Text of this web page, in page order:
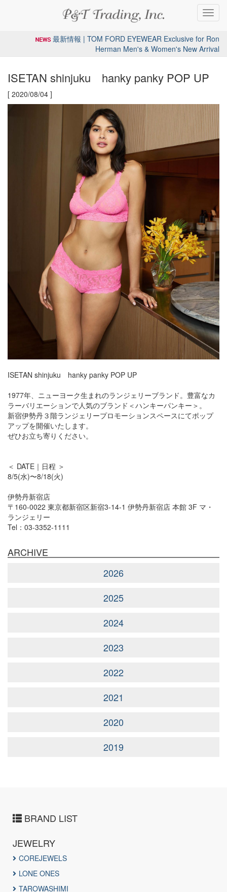
最新情報 | TOM FORD EYEWEAR Exclusive for Ron
Herman Men's & Women's New Arrival
ISETAN shinjuku hanky panky POP UP
[ 2020/08/04 ]
ISETAN shinjuku hanky panky POP UP
1977年、ニューヨーク生まれのランジェリーブランド。豊富なカ
ラーバリエーションで人気のブランド＜ハンキーパンキー＞。
新宿伊勢丹３階ランジェリープロモーションスペースにてポップ
アップを開催いたします。
ぜひお立ち寄りください。
＜ DATE｜日程 ＞
8/5(水)〜8/18(火)
伊勢丹新宿店
〒160-0022 東京都新宿区新宿3-14-1 伊勢丹新宿店 本館 3F マ・
ランジェリー
Tel：03-3352-1111
ARCHIVE
2026
2025
2024
2023
2022
2021
2020
2019
BRAND LIST
JEWELRY
COREJEWELS
LONE ONES
TAROWASHIMI